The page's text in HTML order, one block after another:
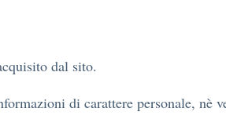
dal sito.
di carattere personale,